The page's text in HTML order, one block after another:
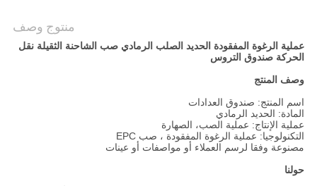
منتوج وصف
عملية الرغوة المفقودة الحديد الصلب الرمادي صب الشاحنة الثقيلة نقل
الحركة صندوق التروس
وصف المنتج
اسم المنتج: صندوق العدادات
المادة: الحديد الرمادي
عملية الإنتاج: عملية الصب، الصهارة
التكنولوجيا: عملية الرغوة المفقودة ، صب EPC
مصنوعة وفقا لرسم العملاء أو مواصفات أو عينات
حولنا